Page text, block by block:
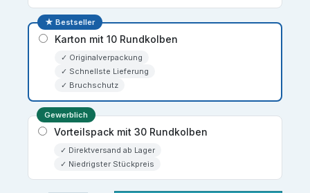
★ Bestseller
Karton mit 10 Rundkolben
✓ Originalverpackung
✓ Schnellste Lieferung
✓ Bruchschutz
Gewerblich
Vorteilspack mit 30 Rundkolben
✓ Direktversand ab Lager
✓ Niedrigster Stückpreis